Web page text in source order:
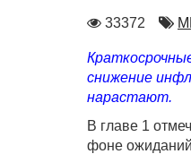
Количество
33372
снижение
нарастают.
В главе 1
фоне ожиданий